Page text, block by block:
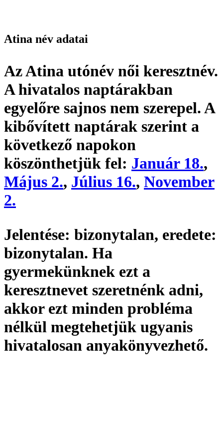
Atina név adatai
Az Atina utónév női keresztnév.
A hivatalos naptárakban
egyelőre sajnos nem szerepel. A
kibővített naptárak szerint a
következő napokon
köszönthetjük fel: Január 18.,
Május 2., Július 16., November
2.
Jelentése: bizonytalan, eredete:
bizonytalan. Ha
gyermekünknek ezt a
keresztnevet szeretnénk adni,
akkor ezt minden probléma
nélkül megtehetjük ugyanis
hivatalosan anyakönyvezhető.